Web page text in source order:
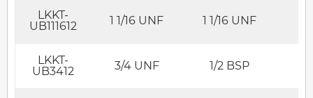
LKKT-
UB111612
1 1/16 UNF 1 1/16 UNF
LKKT-
UB3412
3/4 UNF 1/2 BSP